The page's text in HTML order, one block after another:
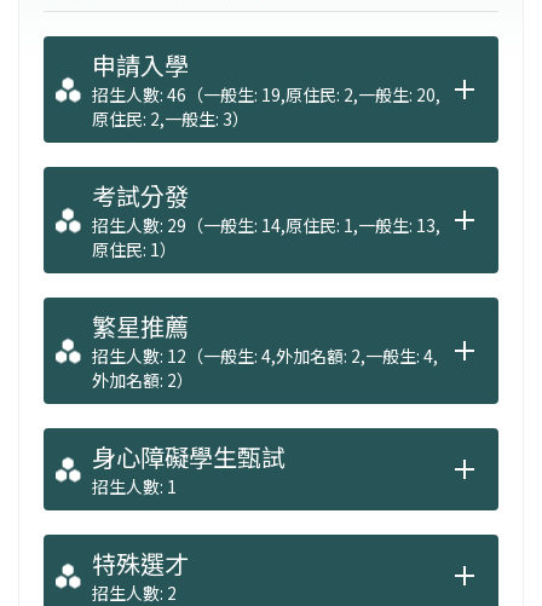
申請入學
招生人數: 46（一般生: 19,原住民: 2,一般生: 20,
原住民: 2,一般生: 3）
考試分發
招生人數: 29（一般生: 14,原住民: 1,一般生: 13,
原住民: 1）
繁星推薦
招生人數: 12（一般生: 4,外加名額: 2,一般生: 4,
外加名額: 2）
身心障礙學生甄試
招生人數: 1
特殊選才
招生人數: 2